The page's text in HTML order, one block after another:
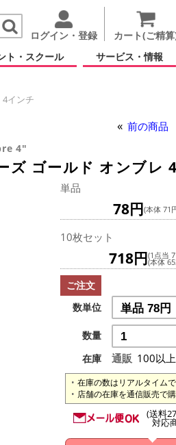
ログイン・登録 カート(ご精
ト・スクール サービス・情報
インチ
前の商品
4"
ズ ゴールド オンブレ
単品
78円(本体 71
10枚セット
718円(1点当
(本体
ご注文
数単位
数量
在庫
通販 100以上
在庫の数はリアルタイムで
店舗の在庫を通信販売で購
(送料
対応